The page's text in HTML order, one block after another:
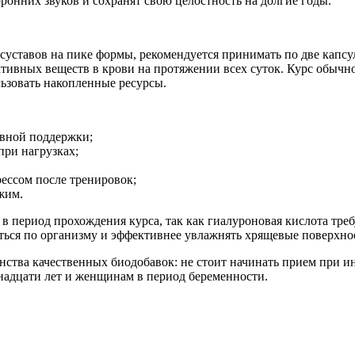
суставов на пике формы, рекомендуется принимать по две
веществ в крови на протяжении всех суток. Курс обычно
накопленные ресурсы.
поддержки;
нагрузках;
после тренировок;
прохождения курса, так как гиалуроновая кислота
по организму и эффективнее увлажнять хрящевые
качественных биодобавок: не стоит начинать прием
лет и женщинам в период беременности.